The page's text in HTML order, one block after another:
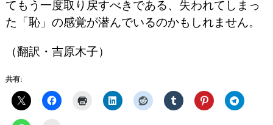
てもう一度取り戻すべきである、失われてしまっ
た「恥」の感覚が潜んでいるのかもしれません。
（翻訳・吉原木子）
共有: